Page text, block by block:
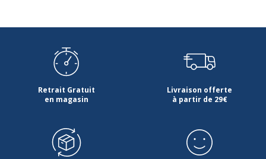
Retrait Gratuit
en magasin
Livraison offerte
à partir de 29€